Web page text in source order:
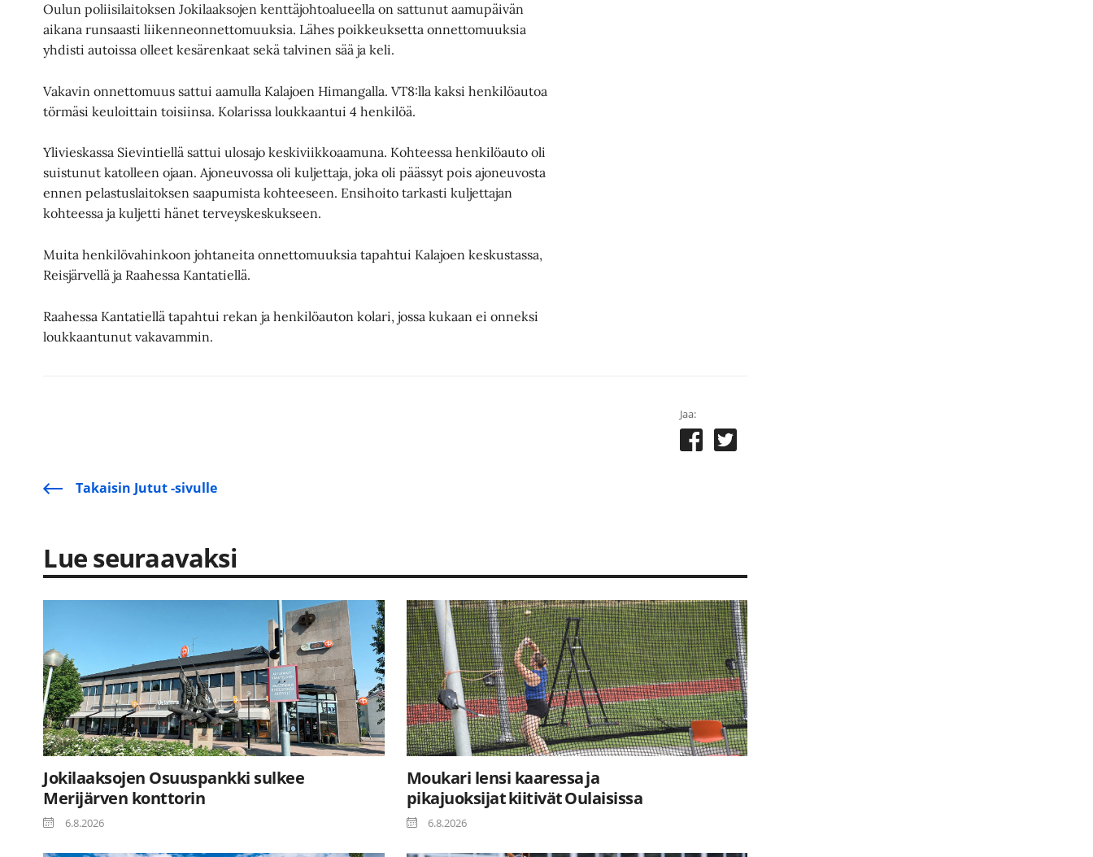
Oulun poliisilaitoksen Jokilaaksojen kenttäjohtoalueella on sattunut aamupäivän
aikana runsaasti liikenneonnettomuuksia. Lähes poikkeuksetta onnettomuuksia
yhdisti autoissa olleet kesärenkaat sekä talvinen sää ja keli.
Vakavin onnettomuus sattui aamulla Kalajoen Himangalla. VT8:lla kaksi henkilöautoa
törmäsi keuloittain toisiinsa. Kolarissa loukkaantui 4 henkilöä.
Ylivieskassa Sievintiellä sattui ulosajo keskiviikkoaamuna. Kohteessa henkilöauto oli
suistunut katolleen ojaan. Ajoneuvossa oli kuljettaja, joka oli päässyt pois ajoneuvosta
ennen pelastuslaitoksen saapumista kohteeseen. Ensihoito tarkasti kuljettajan
kohteessa ja kuljetti hänet terveyskeskukseen.
Muita henkilövahinkoon johtaneita onnettomuuksia tapahtui Kalajoen keskustassa,
Reisjärvellä ja Raahessa Kantatiellä.
Raahessa Kantatiellä tapahtui rekan ja henkilöauton kolari, jossa kukaan ei onneksi
loukkaantunut vakavammin.
Jaa:
Takaisin Jutut -sivulle
Lue seuraavaksi
Jokilaaksojen Osuuspankki sulkee
Merijärven konttorin
6.8.2026
Moukari lensi kaaressa ja
pikajuoksijat kiitivät Oulaisissa
6.8.2026